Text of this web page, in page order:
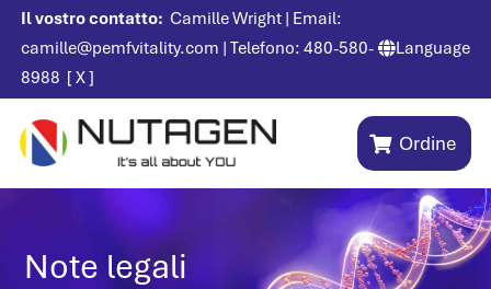
Il vostro contatto: Camille Wright | Email:
camille@pemfvitality.com | Telefono: 480-580-
8988 [X]
Language
Ordine
Note legali